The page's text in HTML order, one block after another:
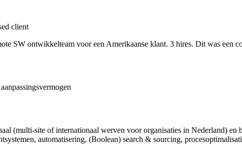
client
SW ontwikkelteam voor een Amerikaanse klant. 3 hires. Dit was een
(multi-site of internationaal werven voor organisaties in Nederland)
automatisering, (Boolean) search & sourcing,